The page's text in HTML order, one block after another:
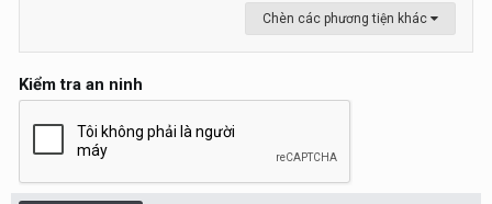
Chèn các phương tiện khác
Kiểm tra an ninh